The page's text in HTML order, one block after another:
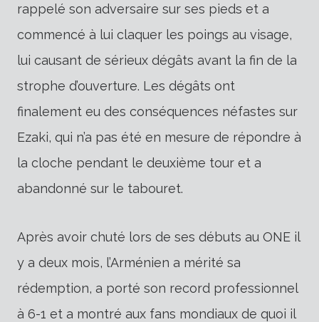
rappelé son adversaire sur ses pieds et a
commencé à lui claquer les poings au visage,
lui causant de sérieux dégâts avant la fin de la
strophe d’ouverture. Les dégâts ont
finalement eu des conséquences néfastes sur
Ezaki, qui n’a pas été en mesure de répondre à
la cloche pendant le deuxième tour et a
abandonné sur le tabouret.
Après avoir chuté lors de ses débuts au ONE il
y a deux mois, l’Arménien a mérité sa
rédemption, a porté son record professionnel
à 6-1 et a montré aux fans mondiaux de quoi il